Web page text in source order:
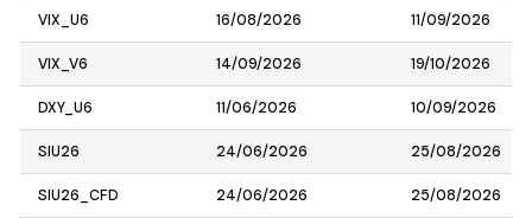
VIX_U6 16/08/2026 11/09/2026
VIX_V6 14/09/2026 19/10/2026
DXY_U6 11/06/2026 10/09/2026
SIU26 24/06/2026 25/08/2026
SIU26_CFD 24/06/2026 25/08/2026